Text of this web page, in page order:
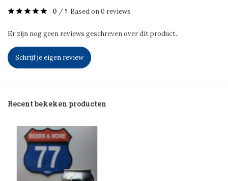
0 / 5 Based on 0 reviews
Er zijn nog geen reviews geschreven over dit product..
Schrijf je eigen review
Recent bekeken producten